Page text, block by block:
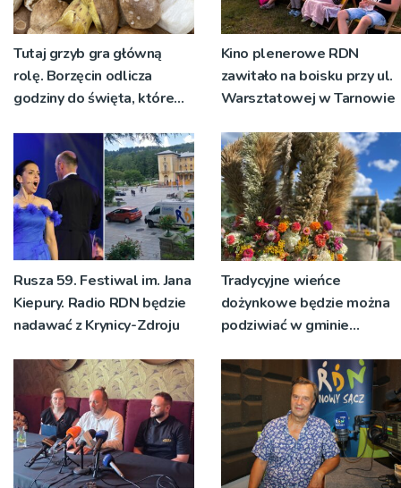
Tutaj grzyb gra główną
rolę. Borzęcin odlicza
godziny do święta, które
pokoleń
Kino plenerowe RDN
zawitało na boisku przy ul.
Warsztatowej w Tarnowie
Rusza 59. Festiwal im. Jana
Kiepury. Radio RDN będzie
nadawać z Krynicy-Zdroju
Tradycyjne wieńce
dożynkowe będzie można
podziwiać w gminie